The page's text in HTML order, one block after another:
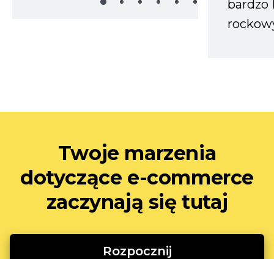
bardzo
Twoje marzenia
dotyczące e-commerce
zaczynają się tutaj
Rozpocznij